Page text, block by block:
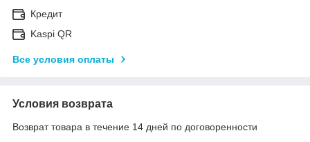
Кредит
Kaspi QR
Все условия оплаты
Условия возврата
Возврат товара в течение 14 дней по договоренности